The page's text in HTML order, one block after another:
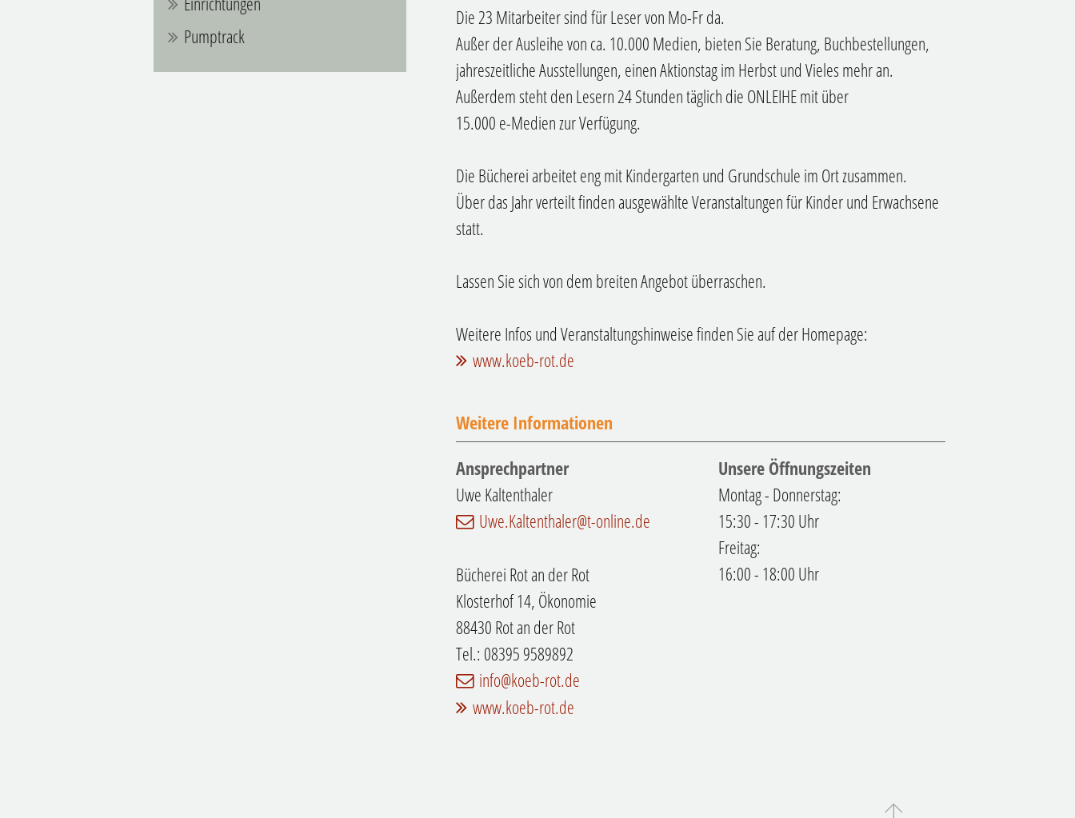
Pumptrack
Die 23 Mitarbeiter sind für Leser von Mo-Fr da.
Außer der Ausleihe von ca. 10.000 Medien, bieten Sie Beratung, Buchbestellungen,
jahreszeitliche Ausstellungen, einen Aktionstag im Herbst und Vieles mehr an.
Außerdem steht den Lesern 24 Stunden täglich die ONLEIHE mit über
15.000 e-Medien zur Verfügung.
Die Bücherei arbeitet eng mit Kindergarten und Grundschule im Ort zusammen.
Über das Jahr verteilt finden ausgewählte Veranstaltungen für Kinder und Erwachsene
statt.
Lassen Sie sich von dem breiten Angebot überraschen.
Weitere Infos und Veranstaltungshinweise finden Sie auf der Homepage:
www.koeb-rot.de
Weitere Informationen
Ansprechpartner
Uwe Kaltenthaler
Uwe.Kaltenthaler@t-online.de
Bücherei Rot an der Rot
Klosterhof 14, Ökonomie
88430 Rot an der Rot
Tel.: 08395 9589892
info@koeb-rot.de
www.koeb-rot.de
Unsere Öffnungszeiten
Montag - Donnerstag:
15:30 - 17:30 Uhr
Freitag:
16:00 - 18:00 Uhr